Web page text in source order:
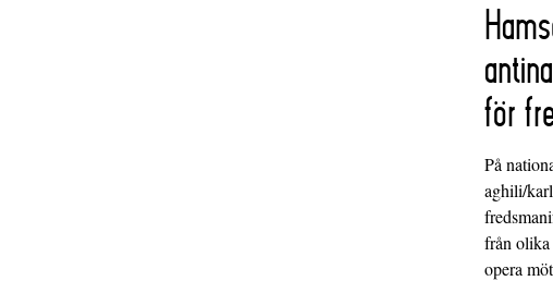
för
På
aghili/
från olika
opera